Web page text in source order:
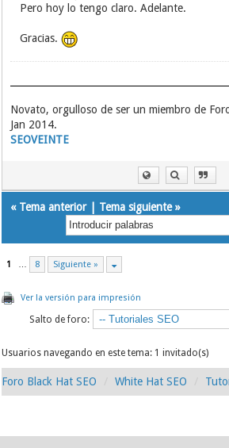
Pero hoy lo tengo claro. Adelante.
Gracias.
Novato, orgulloso de ser un miembro de
Jan 2014.
SEOVEINTE
« Tema anterior| Tema siguiente»
1 … 8 Siguiente »
Ver la versión para impresión
Salto de foro:
Usuarios navegando en este tema: 1 invitado(s)
Foro Black Hat SEO White Hat SEO